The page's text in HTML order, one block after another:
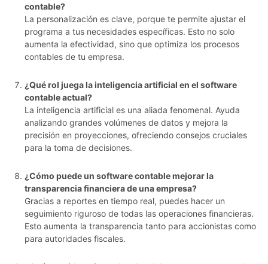
contable?
La personalización es clave, porque te permite ajustar el
programa a tus necesidades específicas. Esto no solo
aumenta la efectividad, sino que optimiza los procesos
contables de tu empresa.
¿Qué rol juega la inteligencia artificial en el software
contable actual?
La inteligencia artificial es una aliada fenomenal. Ayuda
analizando grandes volúmenes de datos y mejora la
precisión en proyecciones, ofreciendo consejos cruciales
para la toma de decisiones.
¿Cómo puede un software contable mejorar la
transparencia financiera de una empresa?
Gracias a reportes en tiempo real, puedes hacer un
seguimiento riguroso de todas las operaciones financieras.
Esto aumenta la transparencia tanto para accionistas como
para autoridades fiscales.